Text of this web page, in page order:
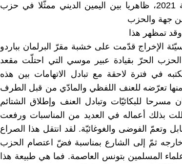
‏ احتدم الصراع، قبل 25 جويلية 2021، ظاهريا بين اليمين الديني ممثّلا في حزب
جهة والحزب
تمظهر هذا
الإخراج ‏قدّمت على خشبة مقرّ ‏البرلمان بباردو
‏الحرّ بقيادة عبير موسي التي ‏احتلّت مقعد
في فترة ‏لاحقة مع تبادل الاتهامات ‏بين هذه
تعرّضه ‏للعنف اللفظي والمادّي من ‏قبل الطرف
مسرحا ‏للبكائيّات وتبادل العنف ‏وإطلاق الشتائم
‏بذلك أعماله في العديد من ‏المناسبات ورفعت
‏وتعمّ الفوضى والغوغائيّة. ‏لقد انتقل هذا الصراع
ثمّ إلى الشارع ‏بمناسبة فضّ اعتصام الحزب
المسلمين بتونس ‏العاصمة. فما هي طبيعة هذا